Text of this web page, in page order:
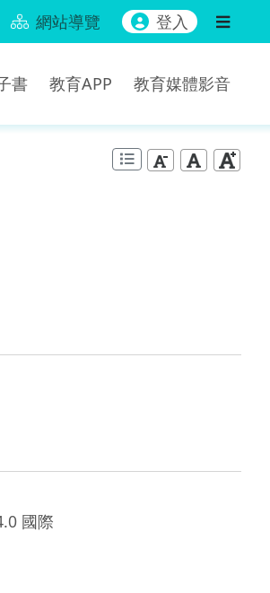
網站導覽 登入
書 教育APP 教育媒體影音
國際